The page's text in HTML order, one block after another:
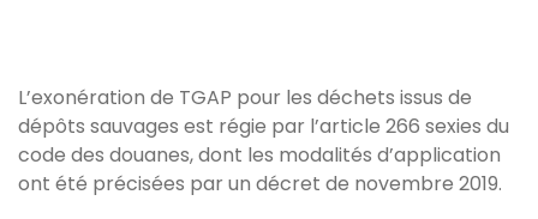
L’exonération de TGAP pour les déchets issus de
dépôts sauvages est régie par l’article 266 sexies du
code des douanes, dont les modalités d’application
ont été précisées par un décret de novembre 2019.